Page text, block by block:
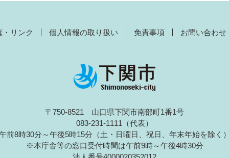
・リンク 個人情報の取り扱い 免責事項 お問い合わせ
〒750-8521 山口県下関市南部町1番1号
083-231-1111（代表）
前8時30分～午後5時15分（土・日曜日、祝日、年末年始を除く）
※本庁舎等の窓口受付時間は午前9時～午後4時30分